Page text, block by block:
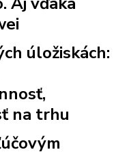
úložiskách:
na trhu